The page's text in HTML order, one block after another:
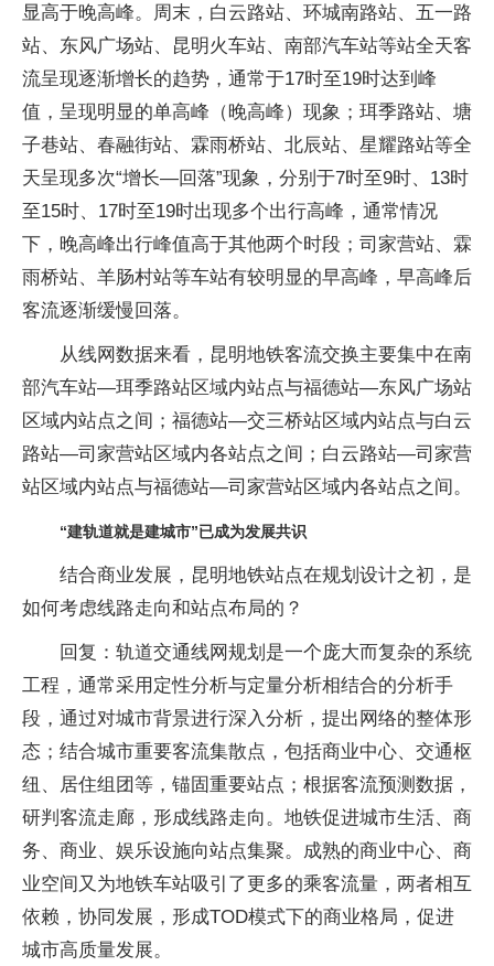
显高于晚高峰。周末，白云路站、环城南路站、五一路
站、东风广场站、昆明火车站、南部汽车站等站全天客
流呈现逐渐增长的趋势，通常于17时至19时达到峰
值，呈现明显的单高峰（晚高峰）现象；珥季路站、塘
子巷站、春融街站、霖雨桥站、北辰站、星耀路站等全
天呈现多次“增长—回落”现象，分别于7时至9时、13时
至15时、17时至19时出现多个出行高峰，通常情况
下，晚高峰出行峰值高于其他两个时段；司家营站、霖
雨桥站、羊肠村站等车站有较明显的早高峰，早高峰后
客流逐渐缓慢回落。
从线网数据来看，昆明地铁客流交换主要集中在南
部汽车站—珥季路站区域内站点与福德站—东风广场站
区域内站点之间；福德站—交三桥站区域内站点与白云
路站—司家营站区域内各站点之间；白云路站—司家营
站区域内站点与福德站—司家营站区域内各站点之间。
“建轨道就是建城市”已成为发展共识
结合商业发展，昆明地铁站点在规划设计之初，是
如何考虑线路走向和站点布局的？
回复：轨道交通线网规划是一个庞大而复杂的系统
工程，通常采用定性分析与定量分析相结合的分析手
段，通过对城市背景进行深入分析，提出网络的整体形
态；结合城市重要客流集散点，包括商业中心、交通枢
纽、居住组团等，锚固重要站点；根据客流预测数据，
研判客流走廊，形成线路走向。地铁促进城市生活、商
务、商业、娱乐设施向站点集聚。成熟的商业中心、商
业空间又为地铁车站吸引了更多的乘客流量，两者相互
依赖，协同发展，形成TOD模式下的商业格局，促进
城市高质量发展。